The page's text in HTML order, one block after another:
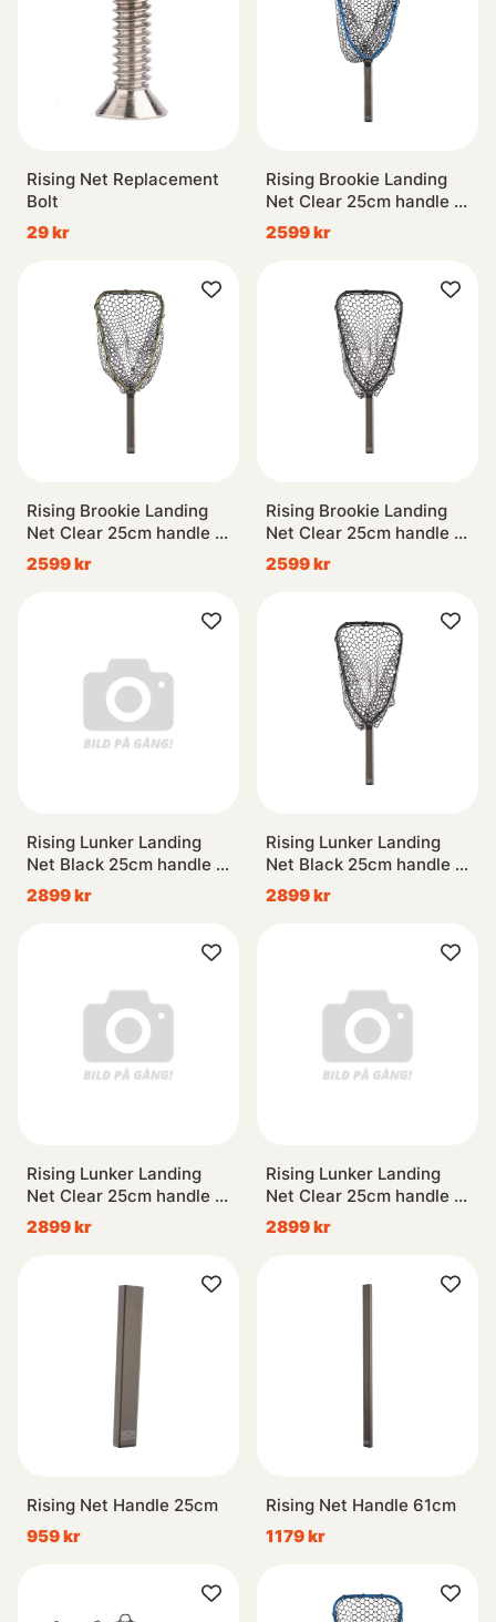
Rising Net Replacement
Bolt
29 kr
Rising Brookie Landing
Net Clear 25cm handle -
Cobalt
2599 kr
Rising Brookie Landing
Net Clear 25cm handle -
Moss
2599 kr
Rising Brookie Landing
Net Clear 25cm handle -
Stealth
2599 kr
Rising Lunker Landing
Net Black 25cm handle -
Moss
2899 kr
Rising Lunker Landing
Net Black 25cm handle -
Stealth
2899 kr
Rising Lunker Landing
Net Clear 25cm handle -
Moss
2899 kr
Rising Lunker Landing
Net Clear 25cm handle -
Stealth
2899 kr
Rising Net Handle 25cm
959 kr
Rising Net Handle 61cm
1179 kr